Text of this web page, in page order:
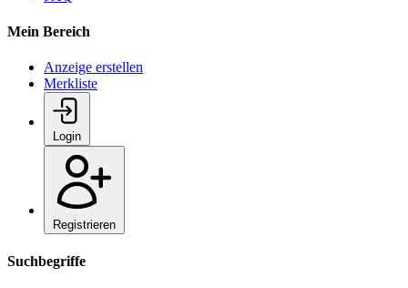
Mein Bereich
Anzeige erstellen
Merkliste
Login
Registrieren
Suchbegriffe